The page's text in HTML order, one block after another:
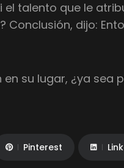
el talento que le
dijo:
en su lugar, ¿ya sea
Pinterest